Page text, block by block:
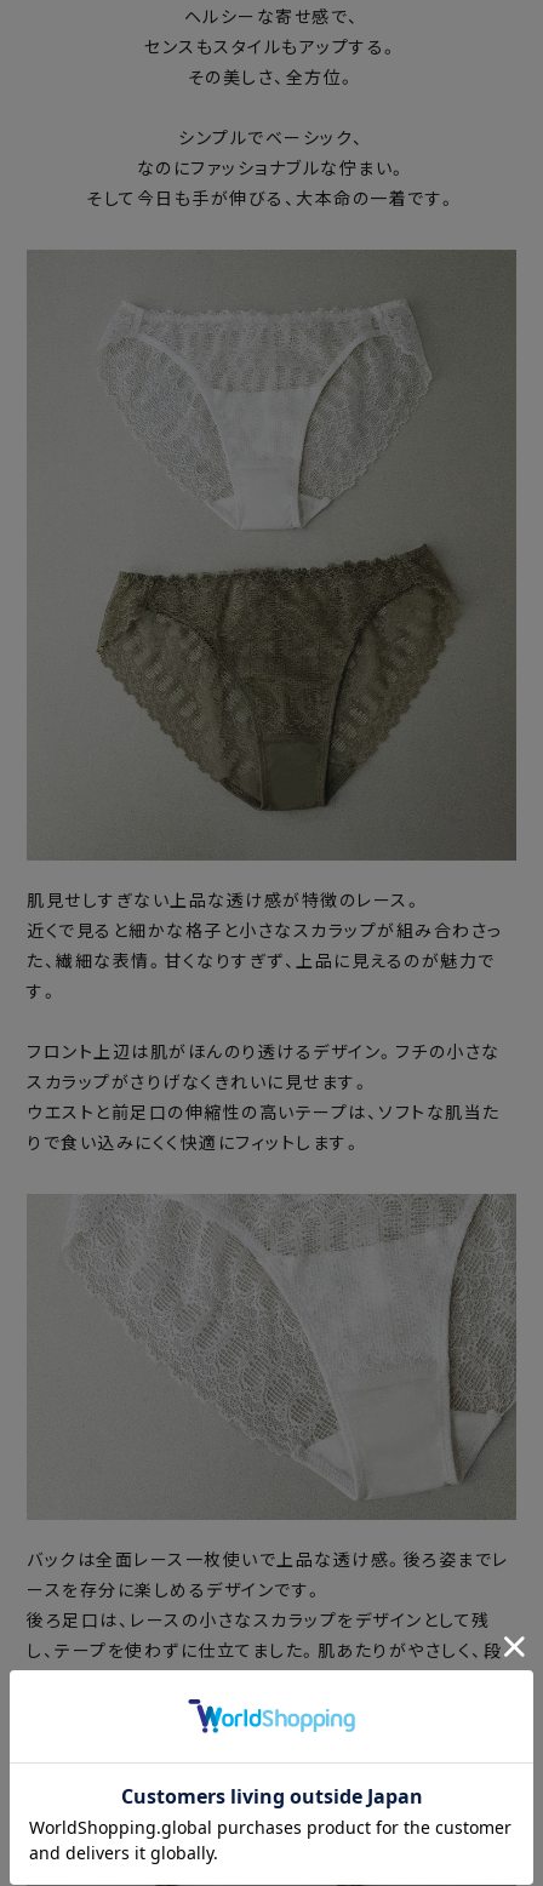
ヘルシーな寄せ感で、
センスもスタイルもアップする。
その美しさ、全方位。
シンプルでベーシック、
なのにファッショナブルな佇まい。
そして今日も手が伸びる、大本命の一着です。
肌見せしすぎない上品な透け感が特徴のレース。
近くで見ると細かな格子と小さなスカラップが組み合わさっ
た、繊細な表情。甘くなりすぎず、上品に見えるのが魅力で
す。
フロント上辺は肌がほんのり透けるデザイン。フチの小さな
スカラップがさりげなくきれいに見せます。
ウエストと前足口の伸縮性の高いテープは、ソフトな肌当た
りで食い込みにくく快適にフィットします。
バックは全面レース一枚使いで上品な透け感。後ろ姿までレ
ースを存分に楽しめるデザインです。
後ろ足口は、レースの小さなスカラップをデザインとして残
し、テープを使わずに仕立てました。肌あたりがやさしく、段
COORDINATE